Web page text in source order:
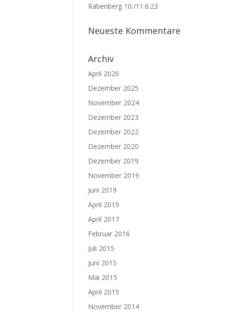
Rabenberg 10./11.6.23
Neueste Kommentare
Archiv
April 2026
Dezember 2025
November 2024
Dezember 2023
Dezember 2022
Dezember 2020
Dezember 2019
November 2019
Juni 2019
April 2019
April 2017
Februar 2016
Juli 2015
Juni 2015
Mai 2015
April 2015
November 2014